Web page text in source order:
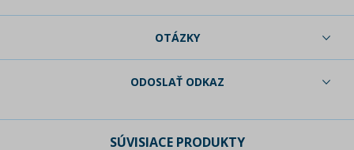
OTÁZKY
ODOSLAŤ ODKAZ
SÚVISIACE PRODUKTY